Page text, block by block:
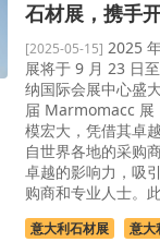
石材展，携手
[2025-05-15] 2025
展将于 9 月 23 日
纳国际会展中心盛
届 Marmomacc 展
模宏大，凭借其卓
自世界各地的采购
卓越的影响力，吸
购商和专业人士。
意大利石材展
意大